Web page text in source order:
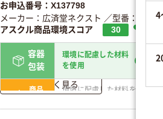
お申込番号：X137798
メーカー：広済堂ネクスト ／型番：
アスクル商品環境スコア
30
容器
包装
環境に配慮した材料
を使用
商品
環境に配慮した材料を使
詳しく見る
4